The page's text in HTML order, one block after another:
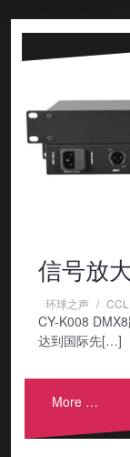
信号放
环球之声
CY-K008
达到国际先[…]
More …